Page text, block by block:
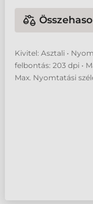
Kivitel: Asztali •
felbontás: 203 dpi •
Max. Nyomtatási